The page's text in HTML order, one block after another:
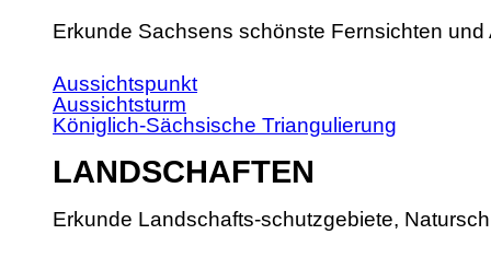
Erkunde Sachsens schönste Fernsichten und
Aussichtspunkt
Aussichtsturm
Königlich-Sächsische Triangulierung
LANDSCHAFTEN
Erkunde Landschafts-schutzgebiete,